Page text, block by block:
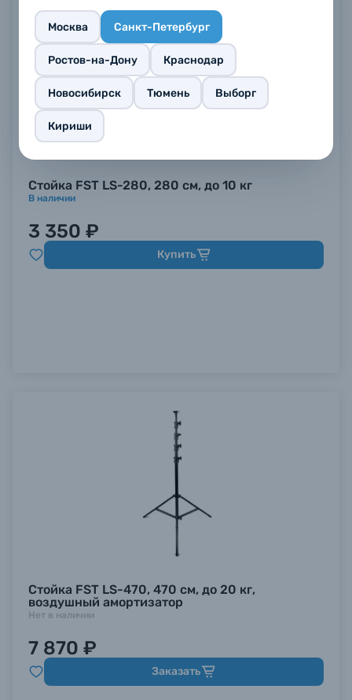
Москва Санкт-Петербург
Ростов-на-Дону Краснодар
Новосибирск Тюмень Выборг
Кириши
Стойка FST LS-280, 280 см, до 10 кг
В наличии
3 350 ₽
Купить
Стойка FST LS-470, 470 см, до 20 кг,
воздушный амортизатор
Нет в наличии
7 870 ₽
Заказать